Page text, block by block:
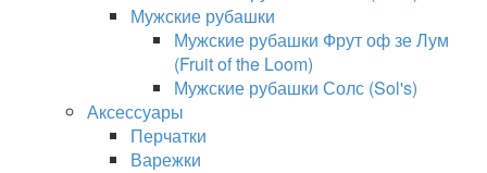
Мужские рубашки
Мужские рубашки Фрут оф зе Лум
(Fruit of the Loom)
Мужские рубашки Солс (Sol's)
Аксессуары
Перчатки
Варежки